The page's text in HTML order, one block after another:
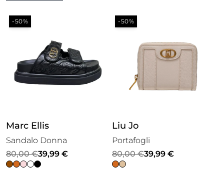
-50%
Marc Ellis
Sandalo Donna
80,00€
Il
prezzo
39,99 €
Il
prezzo
-50%
Liu Jo
Portafogli
80,00€
Il
prezzo
39,99 €
Il
prezzo